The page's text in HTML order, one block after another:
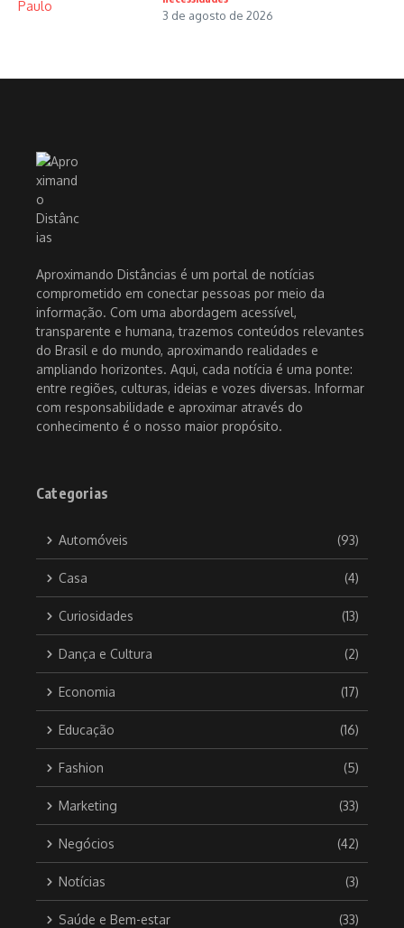
3 de agosto de 2026
Aproximando Distâncias é um portal de notícias
comprometido em conectar pessoas por meio da
informação. Com uma abordagem acessível,
transparente e humana, trazemos conteúdos relevantes
do Brasil e do mundo, aproximando realidades e
ampliando horizontes. Aqui, cada notícia é uma ponte:
entre regiões, culturas, ideias e vozes diversas. Informar
com responsabilidade e aproximar através do
conhecimento é o nosso maior propósito.
Categorias
Automóveis (93)
Casa (4)
Curiosidades (13)
Dança e Cultura (2)
Economia (17)
Educação (16)
Fashion (5)
Marketing (33)
Negócios (42)
Notícias (3)
Saúde e Bem-estar (33)